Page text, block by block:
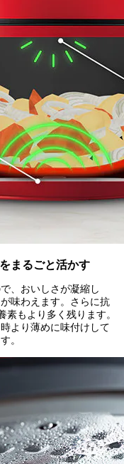
まるごと活かす
、おいしさが凝縮し
味わえます。さらに抗
もより多く残ります。
より薄めに味付けして
。